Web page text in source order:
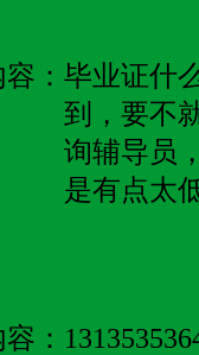
： 毕业证什
到，要不
询辅导员
是有点太
：